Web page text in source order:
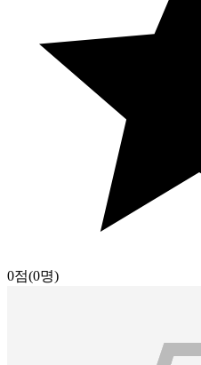
0점(0명)